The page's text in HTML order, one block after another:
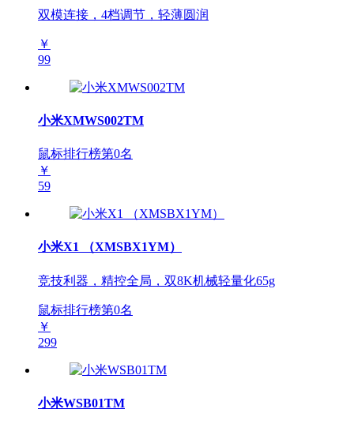
双模连接，4档调节，轻薄圆润
￥
99
小米XMWS002TM
鼠标排行榜第0名
￥
59
小米X1 （XMSBX1YM）
竞技利器，精控全局，双8K机械轻量化65g
鼠标排行榜第0名
￥
299
小米WSB01TM